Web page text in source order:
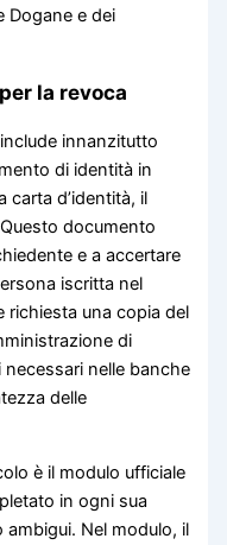
Dogane e dei
la revoca
innanzitutto
di identità in
carta d’identità, il
documento
e a accertare
iscritta nel
richiesta una copia del
di
nelle banche
delle
è il modulo ufficiale
in ogni sua
Nel modulo, il